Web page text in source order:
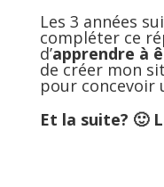
Les 3 années
compléter ce
d’apprendre à
de créer mon
pour concevoir
Et la suite? 🙂